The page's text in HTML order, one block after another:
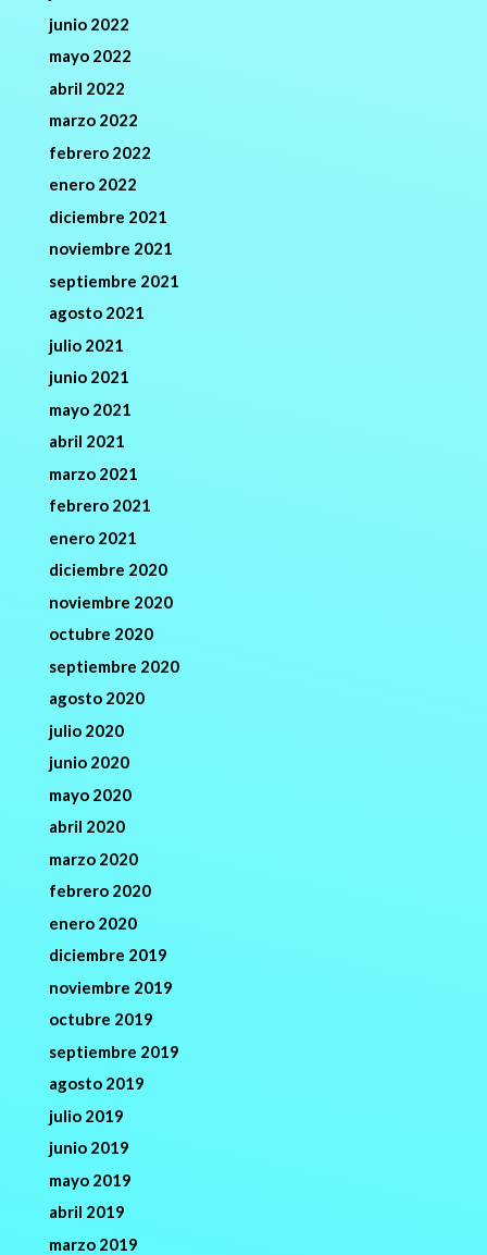
junio 2022
mayo 2022
abril 2022
marzo 2022
febrero 2022
enero 2022
diciembre 2021
noviembre 2021
septiembre 2021
agosto 2021
julio 2021
junio 2021
mayo 2021
abril 2021
marzo 2021
febrero 2021
enero 2021
diciembre 2020
noviembre 2020
octubre 2020
septiembre 2020
agosto 2020
julio 2020
junio 2020
mayo 2020
abril 2020
marzo 2020
febrero 2020
enero 2020
diciembre 2019
noviembre 2019
octubre 2019
septiembre 2019
agosto 2019
julio 2019
junio 2019
mayo 2019
abril 2019
marzo 2019